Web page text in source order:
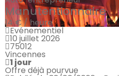
Manutentionnaire
14 € / heure
Evénementiel
10 juillet 2026
75012
Vincennes
1 jour
Offre déjà pourvue